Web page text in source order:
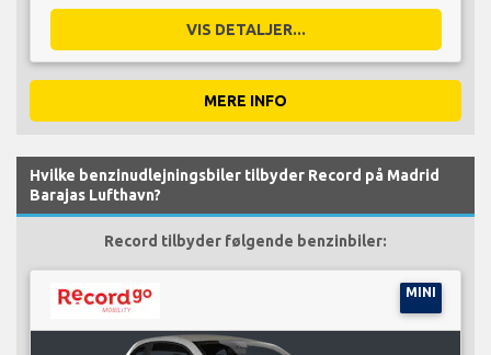
VIS DETALJER...
MERE INFO
Hvilke benzinudlejningsbiler tilbyder Record på Madrid
Barajas Lufthavn?
Record tilbyder følgende benzinbiler:
MINI